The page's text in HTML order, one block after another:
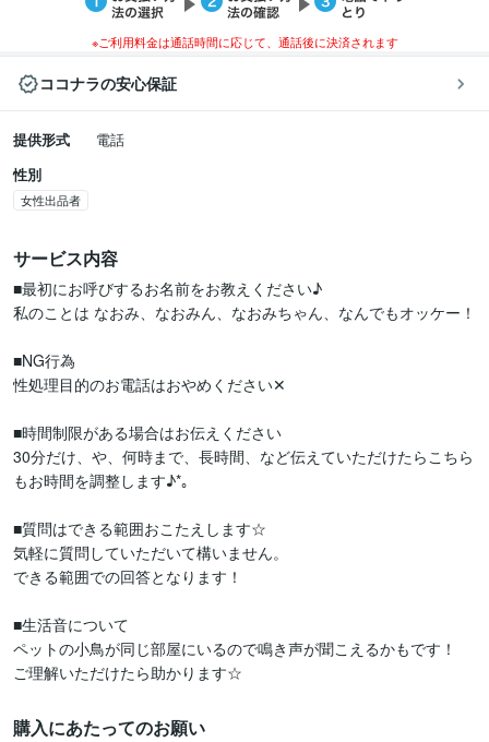
※ご利用料金は通話時間に応じて、通話後に決済されます
ココナラの安心保証
提供形式
電話
性別
女性出品者
サービス内容
■最初にお呼びするお名前をお教えください♪
私のことは なおみ、なおみん、なおみちゃん、なんでもオッケー！
■NG行為
性処理目的のお電話はおやめください✕
■時間制限がある場合はお伝えください
30分だけ、や、何時まで、長時間、など伝えていただけたらこちら
もお時間を調整します♪*｡
■質問はできる範囲おこたえします☆
気軽に質問していただいて構いません。
できる範囲での回答となります！
■生活音について
ペットの小鳥が同じ部屋にいるので鳴き声が聞こえるかもです！
ご理解いただけたら助かります☆
購入にあたってのお願い